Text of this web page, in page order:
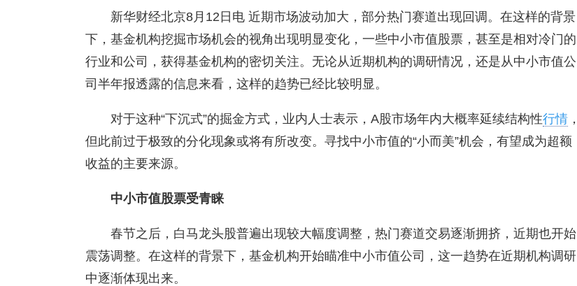
新华财经北京8月12日电 近期市场波动加大，部分热门赛道出现回调。在这样的背景
下，基金机构挖掘市场机会的视角出现明显变化，一些中小市值股票，甚至是相对冷门的
行业和公司，获得基金机构的密切关注。无论从近期机构的调研情况，还是从中小市值公
司半年报透露的信息来看，这样的趋势已经比较明显。
对于这种“下沉式”的掘金方式，业内人士表示，A股市场年内大概率延续结构性行情 ，
但此前过于极致的分化现象或将有所改变。寻找中小市值的“小而美”机会，有望成为超额
收益的主要来源。
中小市值股票受青睐
春节之后，白马龙头股普遍出现较大幅度调整，热门赛道交易逐渐拥挤，近期也开始
震荡调整。在这样的背景下，基金机构开始瞄准中小市值公司，这一趋势在近期机构调研
中逐渐体现出来。